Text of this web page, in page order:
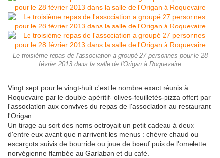
Le troisième repas de l'association a groupé 27 personnes pour le 28
février 2013 dans la salle de l'Origan à Roquevaire
Vingt sept pour le vingt-huit c'est le nombre exact réunis à
Roquevaire par le double apéritif- olives-feuilletés-pizza offert par
l'association aux convives du repas de l'association au restaurant
l'Origan.
Un tirage au sort des noms octroyait un petit cadeau à deux
d'entre eux avant que n'arrivent les menus : chèvre chaud ou
escargots suivis de bourride ou joue de boeuf puis de l'omelette
norvégienne flambée au Garlaban et du café.